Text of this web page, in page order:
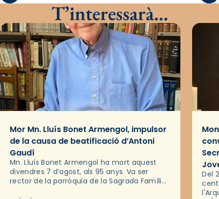
T’interessarà…
Mor Mn. Lluís Bonet Armengol, impulsor
de la causa de beatificació d’Antoni
Gaudí
Mn. Lluís Bonet Armengol ha mort aquest
divendres 7 d’agost, als 95 anys. Va ser
rector de la parròquia de la Sagrada Família
Del